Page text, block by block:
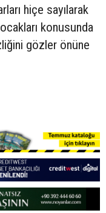
hiçe sayılarak
konusunda
gözler önüne